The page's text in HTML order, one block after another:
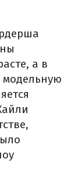
а в
модельную